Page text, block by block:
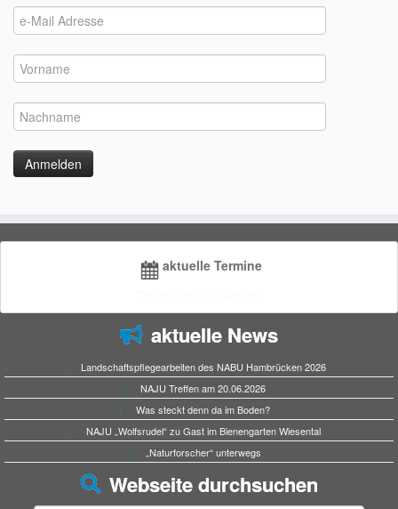
aktuelle Termine
aktuelle News
Landschaftspflegearbeiten des NABU Hambrücken 2026
NAJU Treffen am 20.06.2026
Was steckt denn da im Boden?
NAJU „Wolfsrudel“ zu Gast im Bienengarten Wiesental
„Naturforscher“ unterwegs
Webseite durchsuchen